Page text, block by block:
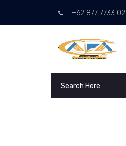
+62 877 7733